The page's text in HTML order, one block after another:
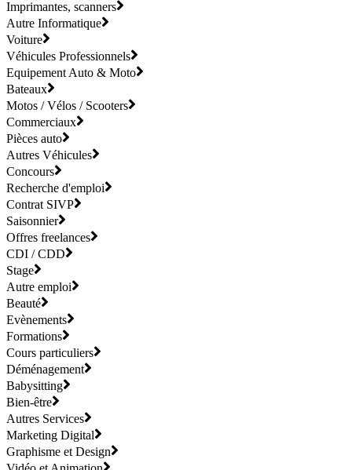
Imprimantes, scanners
Autre Informatique
Voiture
Véhicules Professionnels
Equipement Auto & Moto
Bateaux
Motos / Vélos / Scooters
Commerciaux
Pièces auto
Autres Véhicules
Concours
Recherche d'emploi
Contrat SIVP
Saisonnier
Offres freelances
CDI / CDD
Stage
Autre emploi
Beauté
Evènements
Formations
Cours particuliers
Déménagement
Babysitting
Bien-être
Autres Services
Marketing Digital
Graphisme et Design